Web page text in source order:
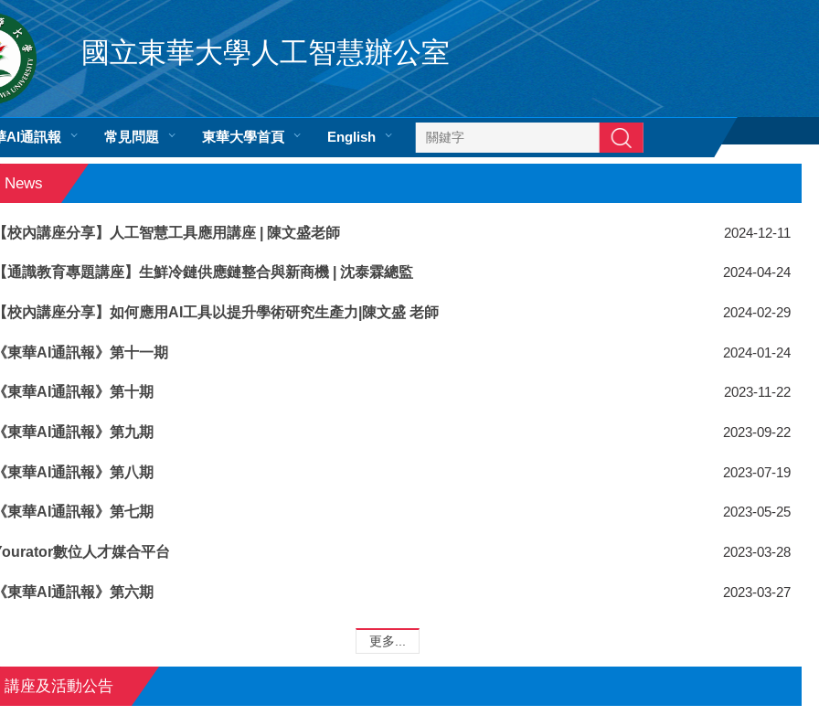
國立東華大學人工智慧辦公室
AI通訊報 常見問題 東華大學首頁 English 搜尋
News
【校內講座分享】人工智慧工具應用講座 | 陳文盛老師 2024-12-11
【通識教育專題講座】生鮮冷鏈供應鏈整合與新商機 | 沈泰霖總監 2024-04-24
【校內講座分享】如何應用AI工具以提升學術研究生產力|陳文盛 老師 2024-02-29
《東華AI通訊報》第十一期 2024-01-24
《東華AI通訊報》第十期 2023-11-22
《東華AI通訊報》第九期 2023-09-22
《東華AI通訊報》第八期 2023-07-19
《東華AI通訊報》第七期 2023-05-25
數位人才媒合平台 2023-03-28
《東華AI通訊報》第六期 2023-03-27
更多...
講座及活動公告